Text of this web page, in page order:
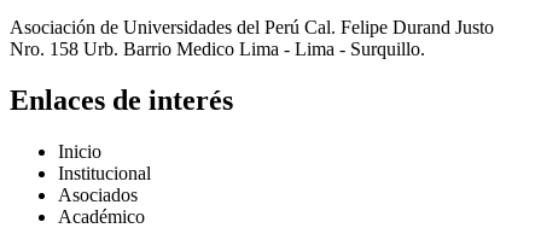
Asociación de Universidades del Perú Cal. Felipe Durand Justo
Nro. 158 Urb. Barrio Medico Lima - Lima - Surquillo.
Enlaces de interés
Inicio
Institucional
Asociados
Académico